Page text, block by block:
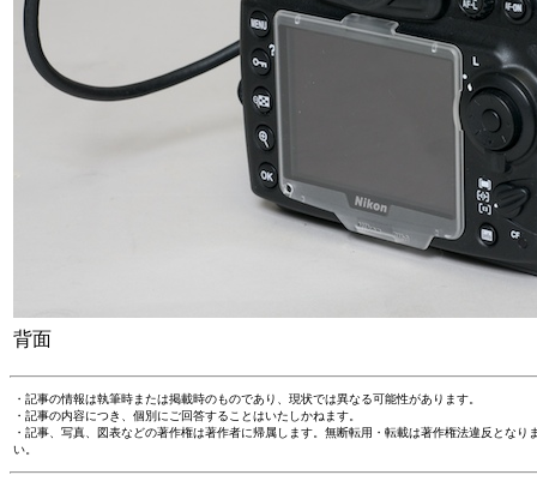
背面
・記事の情報は執筆時または掲載時のものであり、現状では異なる可能性があります。
・記事の内容につき、個別にご回答することはいたしかねます。
・記事、写真、図表などの著作権は著作者に帰属します。無断転用・転載は著作権法違反とな
い。